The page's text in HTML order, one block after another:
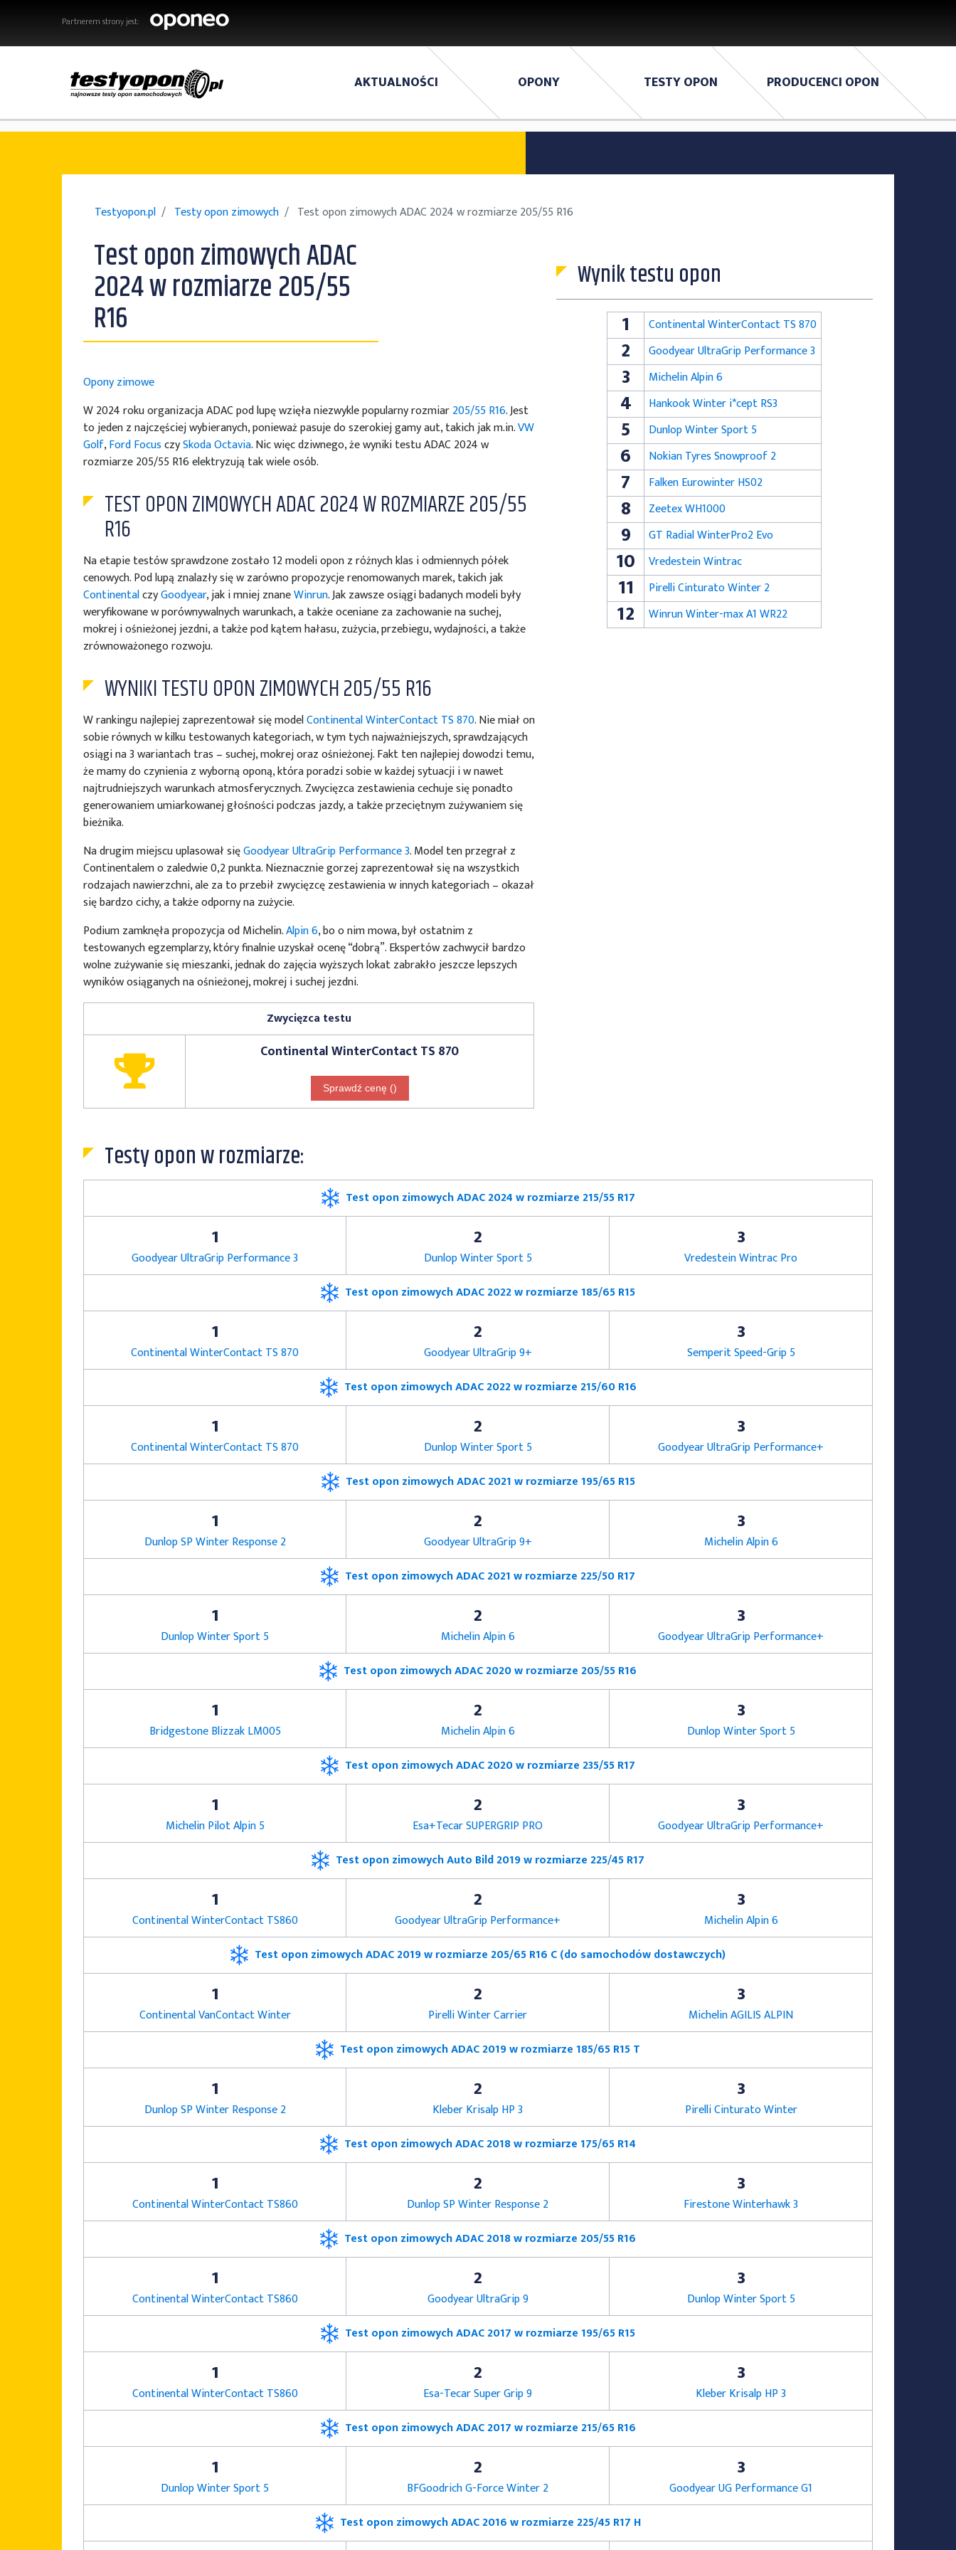
Partnerem strony jest:
AKTUALNOŚCI OPONY TESTY OPON PRODUCENCI OPON
Testyopon.pl Testy opon zimowych Test opon zimowych ADAC 2024 w rozmiarze 205/55 R16
Test opon zimowych ADAC
2024 w rozmiarze 205/55
R16
Opony zimowe
W 2024 roku organizacja ADAC pod lupę wzięła niezwykle popularny rozmiar205/55 R16. Jest
to jeden z najczęściej wybieranych, ponieważ pasuje do szerokiej gamy aut, takich jak m.in.VW
Golf,Ford FocusczySkoda Octavia. Nic więc dziwnego, że wyniki testu ADAC 2024 w
rozmiarze 205/55 R16 elektryzują tak wiele osób.
TEST OPON ZIMOWYCH ADAC 2024 W ROZMIARZE 205/55
R16
Na etapie testów sprawdzone zostało 12 modeli opon z różnych klas i odmiennych półek
cenowych. Pod lupą znalazły się w zarówno propozycje renomowanych marek, takich jak
ContinentalczyGoodyear, jak i mniej znaneWinrun. Jak zawsze osiągi badanych modeli były
weryfikowane w porównywalnych warunkach, a także oceniane za zachowanie na suchej,
mokrej i ośnieżonej jezdni, a także pod kątem hałasu, zużycia, przebiegu, wydajności, a także
zrównoważonego rozwoju.
WYNIKI TESTU OPON ZIMOWYCH 205/55 R16
W rankingu najlepiej zaprezentował się modelContinental WinterContact TS 870. Nie miał on
sobie równych w kilku testowanych kategoriach, w tym tych najważniejszych, sprawdzających
osiągi na 3 wariantach tras – suchej, mokrej oraz ośnieżonej. Fakt ten najlepiej dowodzi temu,
że mamy do czynienia z wyborną oponą, która poradzi sobie w każdej sytuacji i w nawet
najtrudniejszych warunkach atmosferycznych. Zwycięzca zestawienia cechuje się ponadto
generowaniem umiarkowanej głośności podczas jazdy, a także przeciętnym zużywaniem się
bieżnika.
Na drugim miejscu uplasował sięGoodyear UltraGrip Performance 3. Model ten przegrał z
Continentalem o zaledwie 0,2 punkta. Nieznacznie gorzej zaprezentował się na wszystkich
rodzajach nawierzchni, ale za to przebił zwycięzcę zestawienia w innych kategoriach – okazał
się bardzo cichy, a także odporny na zużycie.
Podium zamknęła propozycja od Michelin.Alpin 6, bo o nim mowa, był ostatnim z
testowanych egzemplarzy, który finalnie uzyskał ocenę “dobrą”. Ekspertów zachwycił bardzo
wolne zużywanie się mieszanki, jednak do zajęcia wyższych lokat zabrakło jeszcze lepszych
wyników osiąganych na ośnieżonej, mokrej i suchej jezdni.
Zwycięzca testu
Continental WinterContact TS 870
Sprawdź cenę ()
Wynik testu opon
1 Continental WinterContact TS 870
2 Goodyear UltraGrip Performance 3
3 Michelin Alpin 6
4 Hankook Winter i*cept RS3
5 Dunlop Winter Sport 5
6 Nokian Tyres Snowproof 2
7 Falken Eurowinter HS02
8 Zeetex WH1000
9 GT Radial WinterPro2 Evo
10 Vredestein Wintrac
11 Pirelli Cinturato Winter 2
12 Winrun Winter-max A1 WR22
Testy opon w rozmiarze:
Test opon zimowych ADAC 2024 w rozmiarze 215/55 R17
1
Goodyear UltraGrip Performance 3
2
Dunlop Winter Sport 5
3
Vredestein Wintrac Pro
Test opon zimowych ADAC 2022 w rozmiarze 185/65 R15
1
Continental WinterContact TS 870
2
Goodyear UltraGrip 9+
3
Semperit Speed-Grip 5
Test opon zimowych ADAC 2022 w rozmiarze 215/60 R16
1
Continental WinterContact TS 870
2
Dunlop Winter Sport 5
3
Goodyear UltraGrip Performance+
Test opon zimowych ADAC 2021 w rozmiarze 195/65 R15
1
Dunlop SP Winter Response 2
2
Goodyear UltraGrip 9+
3
Michelin Alpin 6
Test opon zimowych ADAC 2021 w rozmiarze 225/50 R17
1
Dunlop Winter Sport 5
2
Michelin Alpin 6
3
Goodyear UltraGrip Performance+
Test opon zimowych ADAC 2020 w rozmiarze 205/55 R16
1
Bridgestone Blizzak LM005
2
Michelin Alpin 6
3
Dunlop Winter Sport 5
Test opon zimowych ADAC 2020 w rozmiarze 235/55 R17
1
Michelin Pilot Alpin 5
2
Esa+Tecar SUPERGRIP PRO
3
Goodyear UltraGrip Performance+
Test opon zimowych Auto Bild 2019 w rozmiarze 225/45 R17
1
Continental WinterContact TS860
2
Goodyear UltraGrip Performance+
3
Michelin Alpin 6
Test opon zimowych ADAC 2019 w rozmiarze 205/65 R16 C (do samochodów dostawczych)
1
Continental VanContact Winter
2
Pirelli Winter Carrier
3
Michelin AGILIS ALPIN
Test opon zimowych ADAC 2019 w rozmiarze 185/65 R15 T
1
Dunlop SP Winter Response 2
2
Kleber Krisalp HP 3
3
Pirelli Cinturato Winter
Test opon zimowych ADAC 2018 w rozmiarze 175/65 R14
1
Continental WinterContact TS860
2
Dunlop SP Winter Response 2
3
Firestone Winterhawk 3
Test opon zimowych ADAC 2018 w rozmiarze 205/55 R16
1
Continental WinterContact TS860
2
Goodyear UltraGrip 9
3
Dunlop Winter Sport 5
Test opon zimowych ADAC 2017 w rozmiarze 195/65 R15
1
Continental WinterContact TS860
2
Esa-Tecar Super Grip 9
3
Kleber Krisalp HP 3
Test opon zimowych ADAC 2017 w rozmiarze 215/65 R16
1
Dunlop Winter Sport 5
2
BFGoodrich G-Force Winter 2
3
Goodyear UG Performance G1
Test opon zimowych ADAC 2016 w rozmiarze 225/45 R17 H